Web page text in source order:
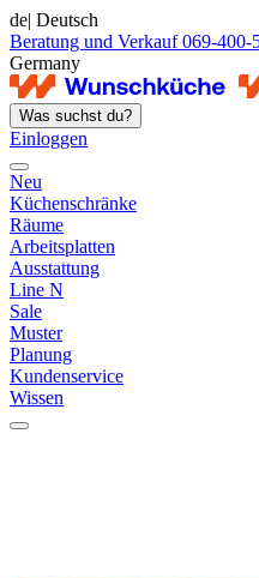
de| Deutsch
Beratung und Verkauf 069-400-
Germany
Was suchst du?
Einloggen
Neu
Küchenschränke
Räume
Arbeitsplatten
Ausstattung
Line N
Sale
Muster
Planung
Kundenservice
Wissen